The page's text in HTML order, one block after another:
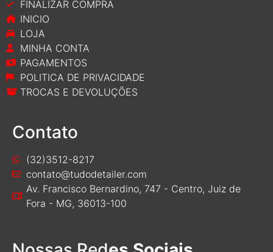
FINALIZAR COMPRA
INICIO
LOJA
MINHA CONTA
PAGAMENTOS
POLITICA DE PRIVACIDADE
TROCAS E DEVOLUÇÕES
Contato
(32)3512-8217
contato@tudodetailer.com
Av. Francisco Bernardino, 747 - Centro, Juiz de
Fora - MG, 36013-100